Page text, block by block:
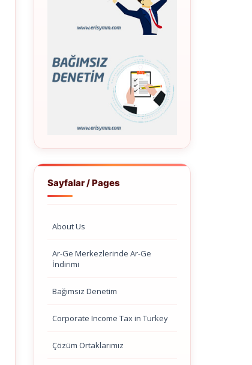
Sayfalar / Pages
About Us
Ar-Ge Merkezlerinde Ar-Ge
İndirimi
Bağımsız Denetim
Corporate Income Tax in Turkey
Çözüm Ortaklarımız